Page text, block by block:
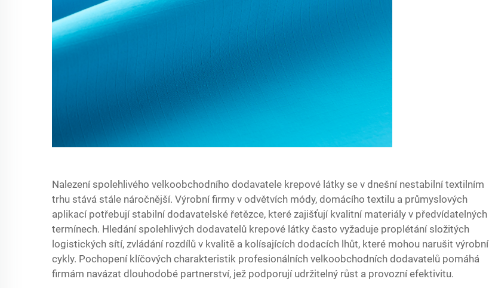
Nalezení spolehlivého velkoobchodního dodavatele krepové látky se v dnešní nestabilní textilním
trhu stává stále náročnější. Výrobní firmy v odvětvích módy, domácího textilu a průmyslových
aplikací potřebují stabilní dodavatelské řetězce, které zajišťují kvalitní materiály v předvídatelných
termínech. Hledání spolehlivých dodavatelů krepové látky často vyžaduje proplétání složitých
logistických sítí, zvládání rozdílů v kvalitě a kolísajících dodacích lhůt, které mohou narušit výrobní
cykly. Pochopení klíčových charakteristik profesionálních velkoobchodních dodavatelů pomáhá
firmám navázat dlouhodobé partnerství, jež podporují udržitelný růst a provozní efektivitu.